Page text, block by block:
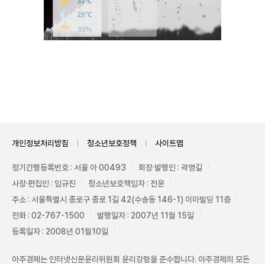
개인정보처리방침 청소년보호정책 사이트맵
정기간행등록번호 : 서울 아 00493
회장·발행인 : 곽영길
사장·편집인 : 임규진
청소년보호책임자 : 전운
주소 : 서울특별시 종로구 종로 1길 42(수송동 146-1) 이마빌딩 11층
전화 : 02-767-1500
발행일자 : 2007년 11월 15일
등록일자 : 2008년 01월10일
아주경제는 인터넷신문윤리위원회 윤리강령을 준수합니다. 아주경제의 모든